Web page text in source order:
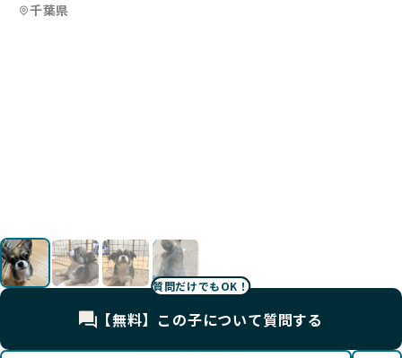
千葉県
質問だけでもOK！
【無料】この子について質問する